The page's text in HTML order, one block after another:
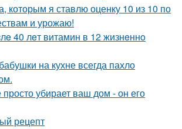
которым я ставлю оценку 10 из 10 по
и урожаю!
40 лeт витамин в 12 жизнeннo
на кухне всегда пахло
просто убирает ваш дом - он его
рецепт